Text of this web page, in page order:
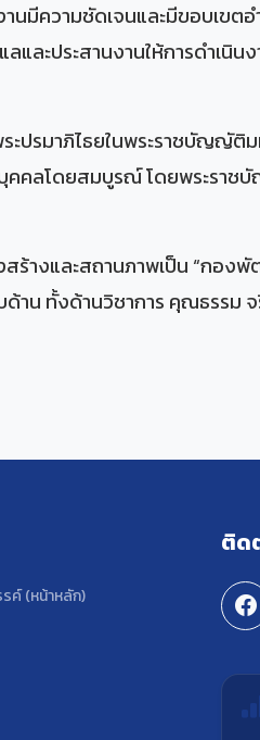
มีความชัดเจนและมีขอบเขต
ละประสานงานให้การดำเนิน
ะปรมาภิไธยในพระราชบัญญั
บุคคลโดยสมบูรณ์ โดยพระรา
ร้างและสถานภาพเป็น “กอ
น ทั้งด้านวิชาการ คุณธรรม จ
ค์ (หน้าหลัก)
ติด